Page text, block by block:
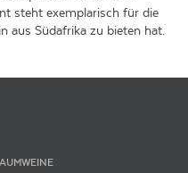
steht exemplarisch für die
aus Südafrika zu bieten hat.